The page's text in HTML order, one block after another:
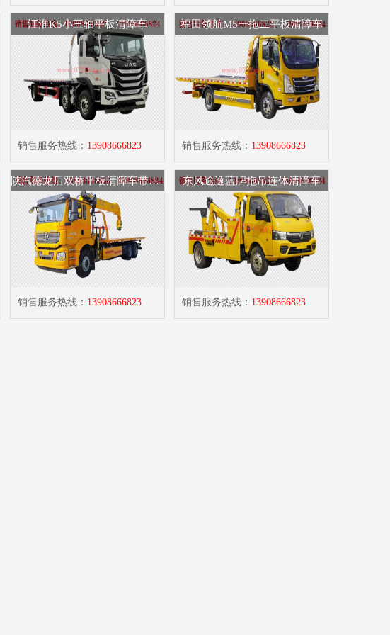
江淮K5小三轴平板清障车
销售服务热线： 13908666823
福田领航M5一拖二平板清障车
销售服务热线： 13908666823
陕汽德龙后双桥平板清障车带随车吊
销售服务热线： 13908666823
东风途逸蓝牌拖吊连体清障车
销售服务热线： 13908666823